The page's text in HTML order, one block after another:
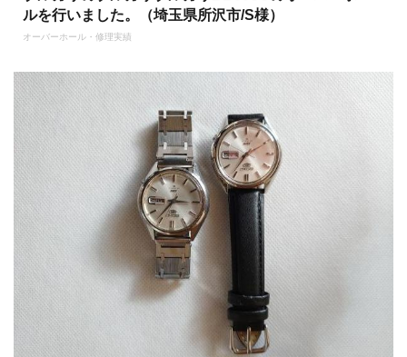
ルを行いました。（埼玉県所沢市/S様）
オーバーホール・修理実績